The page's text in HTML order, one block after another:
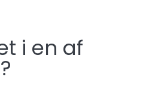
i en af